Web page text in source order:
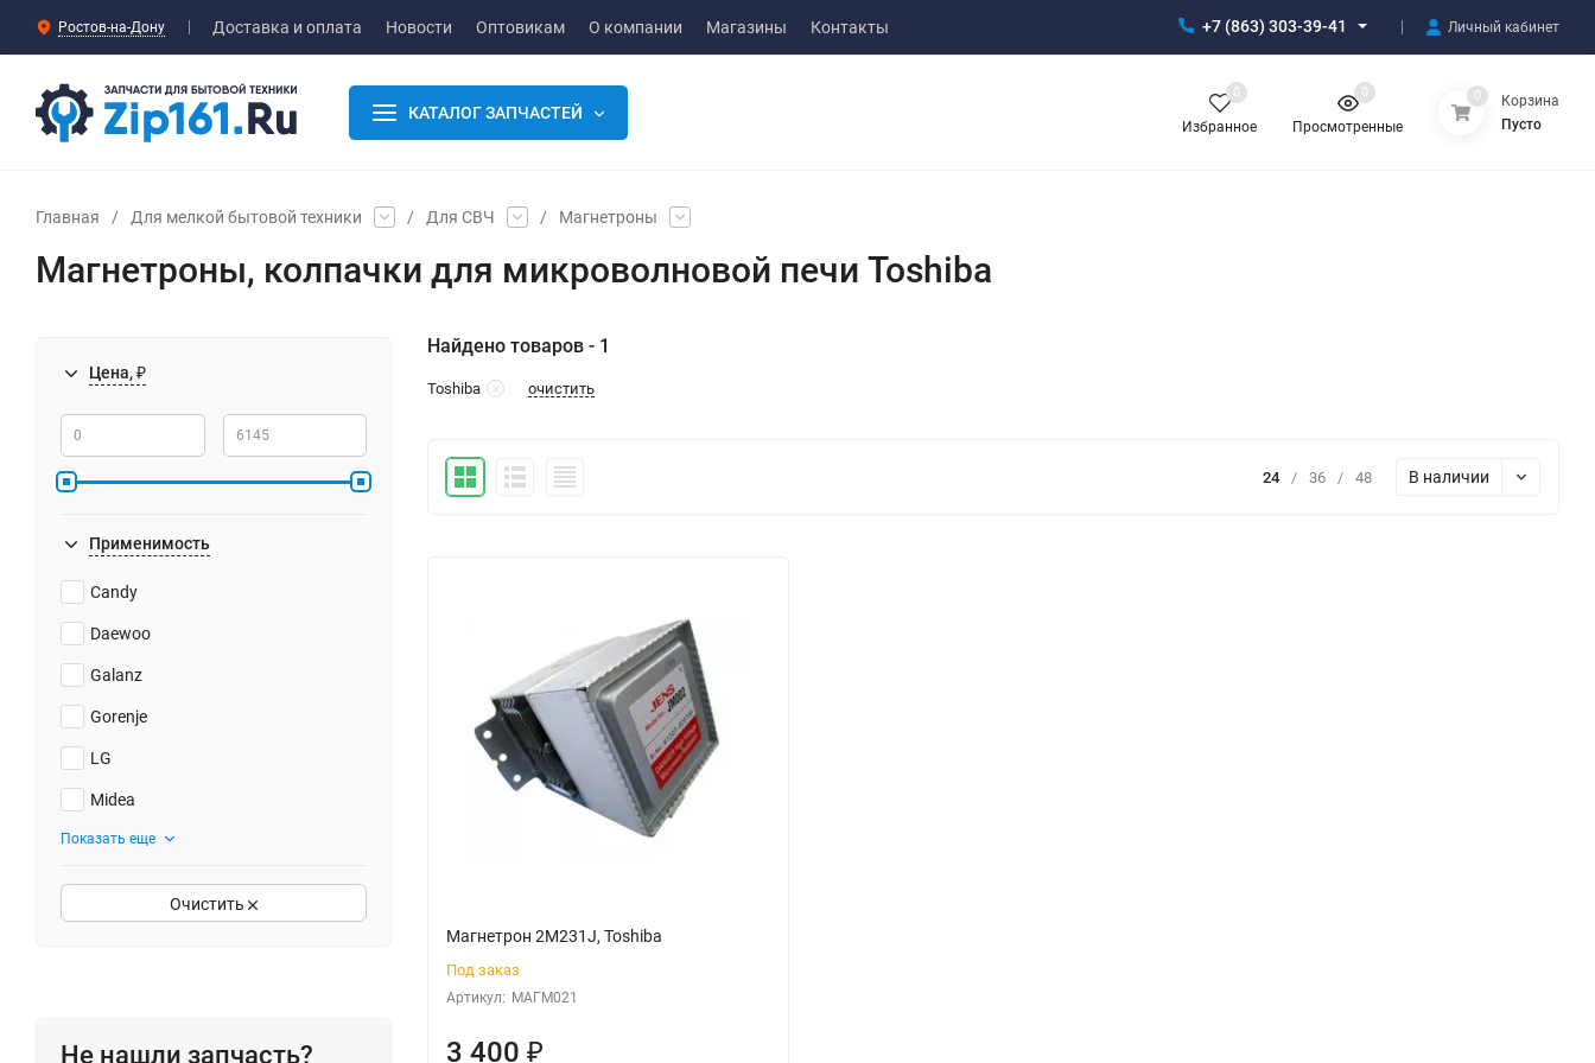
Ростов-на-Дону Доставка и оплата Новости Оптовикам О компании Магазины Контакты +7 (863) 303-39-41 Личный кабинет
КАТАЛОГ ЗАПЧАСТЕЙ
Избранное
0
Просмотренные
0 0
Корзина
Пусто
Главная / Для мелкой бытовой техники / Для СВЧ / Магнетроны
Магнетроны, колпачки для микроволновой печи Toshiba
Цена, ₽
Применимость
Candy
Daewoo
Galanz
Gorenje
LG
Midea
Показать еще
Очистить
Не нашли запчасть?
Найдено товаров - 1
Toshiba очистить
24 / 36 / 48 В наличии
Магнетрон 2M231J, Toshiba
Под заказ
Артикул: МАГМ021
3 400 ₽